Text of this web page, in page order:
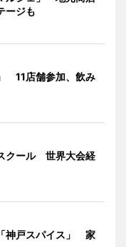
ージも
11店舗参加、飲み
クール 世界大会経
神戸スパイス」 家